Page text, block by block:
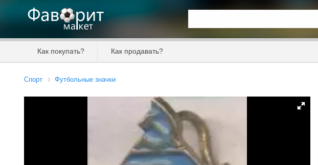
Как покупать? Как продавать?
Спорт Футбольные значки